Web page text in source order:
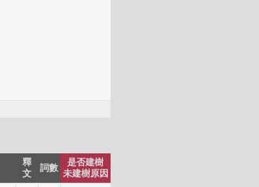
釋
文
詞數
是否建樹
未建樹原因